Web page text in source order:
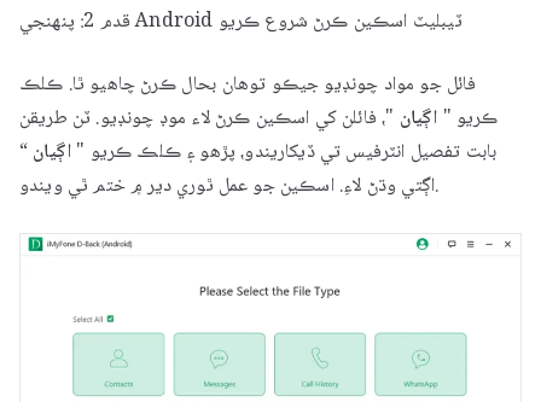
قدم 2: پنهنجي Android ٽيبليٽ اسڪين ڪرڻ شروع ڪريو
فائل جو مواد چونڊيو جيڪو توھان بحال ڪرڻ چاھيو ٿا. ڪلڪ
ڪريو " اڳيان "، فائلن کي اسڪين ڪرڻ لاء موڊ چونڊيو. ٽن طريقن
بابت تفصيل انٽرفيس تي ڏيکاريندو، پڙهو ۽ ڪلڪ ڪريو "اڳيان“
اڳتي وڌڻ لاءِ. اسڪين جو عمل ٿوري دير ۾ ختم ٿي ويندو.